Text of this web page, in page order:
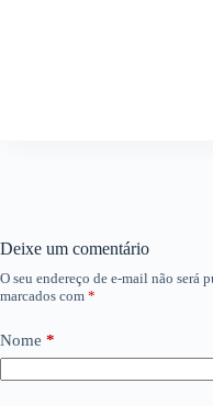
Deixe um comentário
O seu endereço de e-mail não será
marcados com *
Nome *